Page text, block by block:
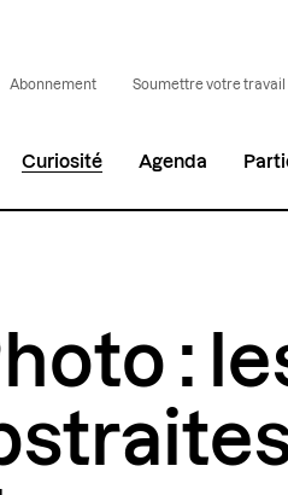
Abonnement Soumettre votre travail
Curiosité Agenda
: